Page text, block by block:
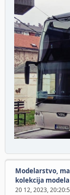
Modelarstvo,
kolekcija modela
20 12, 2023,